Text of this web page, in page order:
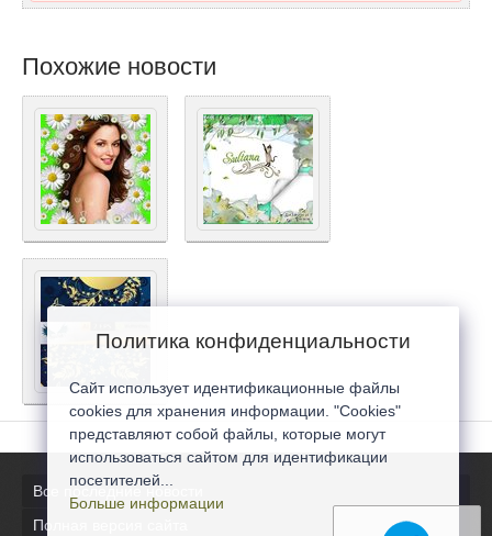
Похожие новости
Все последние новости
Полная версия сайта
Политика конфиденциальности
Сайт использует идентификационные файлы
cookies для хранения информации. "Cookies"
представляют собой файлы, которые могут
использоваться сайтом для идентификации
посетителей...
Больше информации